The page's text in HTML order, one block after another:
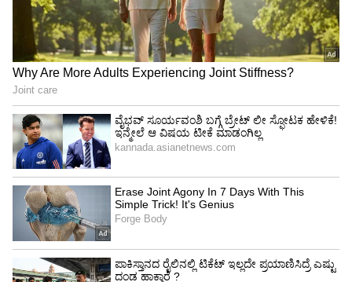
Related Articles
8th Pay Commission: ಬರುತ್ತಾ 5 ಹಂತಗಳ
‘ಫಿಟ್‌ಮೆಂಟ್ ಫ್ಯಾಕ್ಟರ್’: ಹಿರಿಯ ಅಧಿಕಾರಿಗಳ ಬೇಸಿಕ್
ಪೇ ನೇರ ₹10.95 ಲಕ್ಷಕ್ಕೆ ಜಿಗಿತ!
ಒಂದೇ ದಿನ ಬರೋಬ್ಬರಿ 2,230 ರುಪಾಯಿ ಕುಸಿತ ಕಂಡ
ಚಿನ್ನದ ಬೆಲೆ..! ಬಂಗಾರ ಕೊಳ್ಳೋ ಮೊದಲು ಇವತ್ತಿನ
ಗೋಲ್ಡ್‌ ರೇಟ್ ಇಲ್ಲಿದೆ ನೋಡಿ!